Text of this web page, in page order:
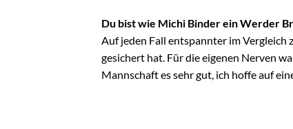
Du bist wie Michi Binder ein Werder
Auf jeden Fall entspannter im Vergleich
gesichert hat. Für die eigenen Nerven
Mannschaft es sehr gut, ich hoffe auf